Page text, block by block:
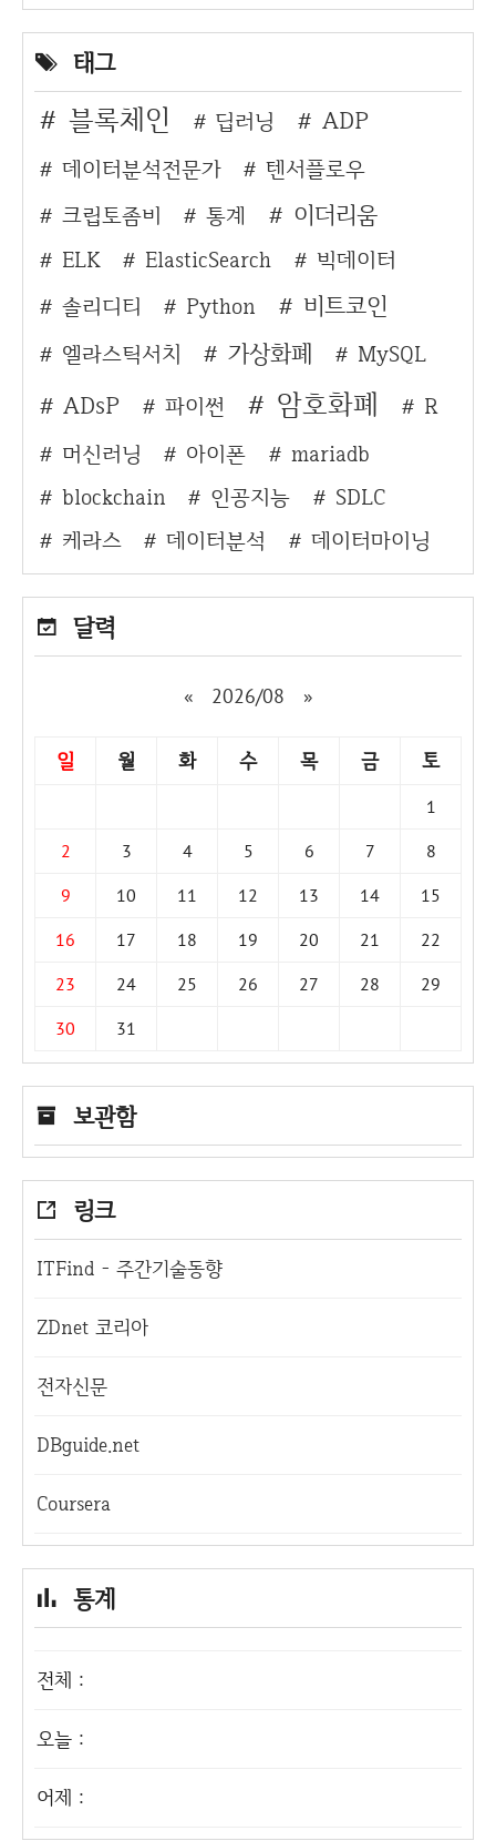
태그
블록체인 딥러닝 ADP
데이터분석전문가
텐서플로우
크립토좀비
통계 이더리움
ELK ElasticSearch
빅데이터
솔리디티
Python 비트코인
엘라스틱서치 가상화폐 MySQL
ADsP 파이썬 암호화폐
R
머신러닝
아이폰
mariadb
blockchain
인공지능
SDLC
케라스
데이터분석 데이터마이닝
달력
« 2026/08 »
일 월 화 수 목 금 토
1
2
3 4 5 6 7
8
9
10 11 12 13 14
15
16
17 18 19 20 21
22
23
24 25 26 27 28
29
30
31
보관함
링크
ITFind - 주간기술동향
ZDnet 코리아
전자신문
DBguide.net
Coursera
통계
전체 :
오늘 :
어제 :